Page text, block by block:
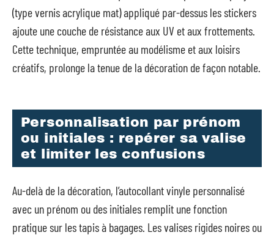
(type vernis acrylique mat) appliqué par-dessus les stickers
ajoute une couche de résistance aux UV et aux frottements.
Cette technique, empruntée au modélisme et aux loisirs
créatifs, prolonge la tenue de la décoration de façon notable.
Personnalisation par prénom
ou initiales : repérer sa valise
et limiter les confusions
Au-delà de la décoration, l’autocollant vinyle personnalisé
avec un prénom ou des initiales remplit une fonction
pratique sur les tapis à bagages. Les valises rigides noires ou